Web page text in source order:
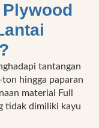
tantangan
hingga paparan
material Full
tidak dimiliki kayu